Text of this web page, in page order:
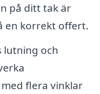
på ditt tak är
en korrekt offert.
lutning och
flera vinklar